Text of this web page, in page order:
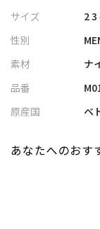
QUANTUMを使用
繊わたを搭載。濡
シーンにも最適です
【ディテール】
サステナブルなパ
としても着用可能
サイズ
2 3
性別
素材
ナ
品番
原産国
ベ
あなたへのおす